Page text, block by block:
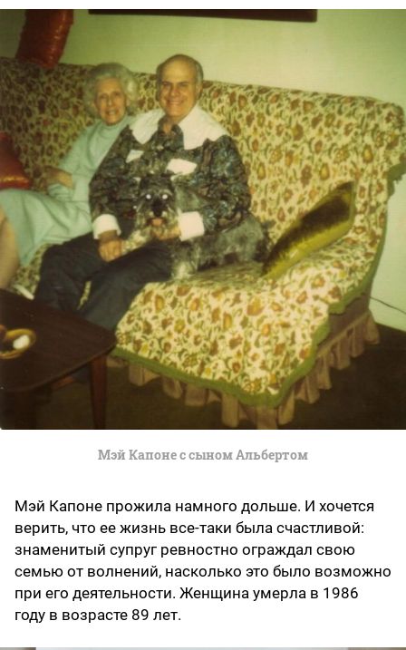
Мэй Капоне с сыном Альбертом
Мэй Капоне прожила намного дольше. И хочется
верить, что ее жизнь все-таки была счастливой:
знаменитый супруг ревностно ограждал свою
семью от волнений, насколько это было возможно
при его деятельности. Женщина умерла в 1986
году в возрасте 89 лет.